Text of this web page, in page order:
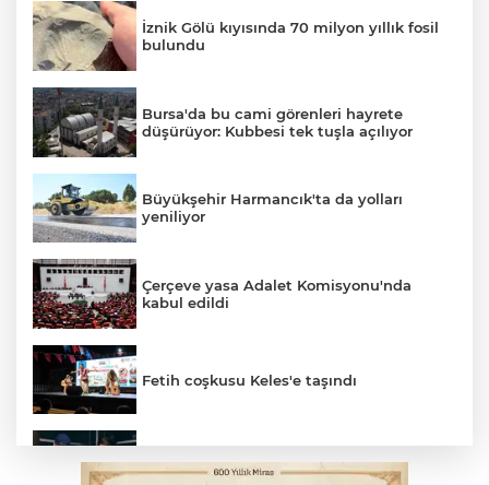
İznik Gölü kıyısında 70 milyon yıllık fosil
bulundu
Bursa'da bu cami görenleri hayrete
düşürüyor: Kubbesi tek tuşla açılıyor
Büyükşehir Harmancık'ta da yolları
yeniliyor
Çerçeve yasa Adalet Komisyonu'nda
kabul edildi
Fetih coşkusu Keles'e taşındı
kişi tutuklandı